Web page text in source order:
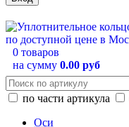
0 товаров
на сумму 0.00 руб
по части артикула
Оси